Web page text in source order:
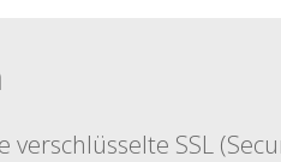
verschlüsselte SSL